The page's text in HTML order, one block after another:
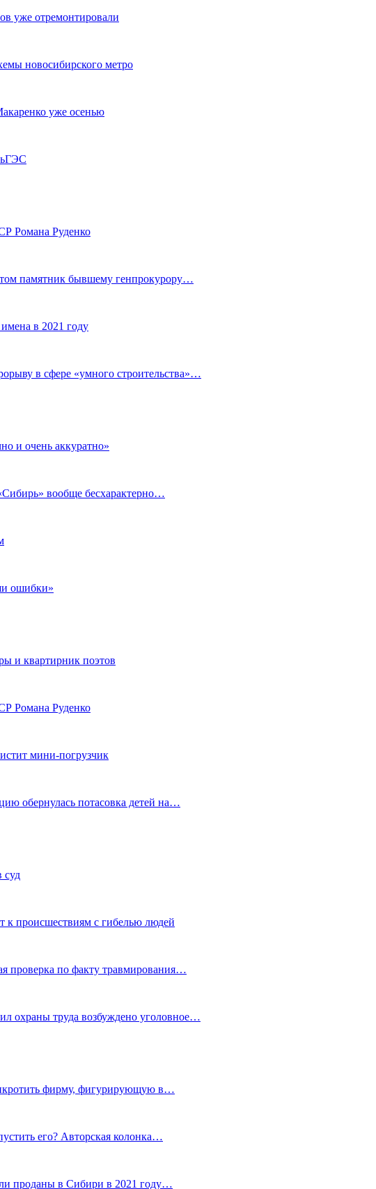
уже отремонтировали
новосибирского метро
уже осенью
Романа Руденко
памятник бывшему генпрокурору…
в 2021 году
в сфере «умного строительства»…
и очень аккуратно»
вообще бесхарактерно…
ошибки»
и квартирник поэтов
Романа Руденко
мини-погрузчик
обернулась потасовка детей на…
суд
к происшествиям с гибелью людей
проверка по факту травмирования…
охраны труда возбуждено уголовное…
фирму, фигурирующую в…
его? Авторская колонка…
проданы в Сибири в 2021 году…